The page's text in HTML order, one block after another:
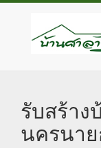
รับสร้า
นครนาย